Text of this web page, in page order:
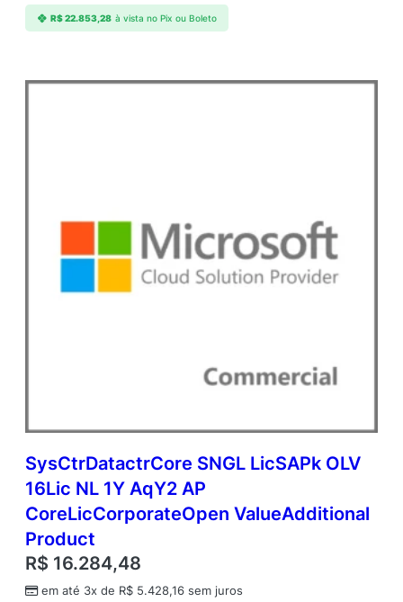
R$22.853,28 à vista no Pix ou Boleto
SysCtrDatactrCore SNGL LicSAPk OLV
16Lic NL 1Y AqY2 AP
CoreLicCorporateOpen ValueAdditional
Product
R$ 16.284,48
em até 3x de R$ 5.428,16 sem juros